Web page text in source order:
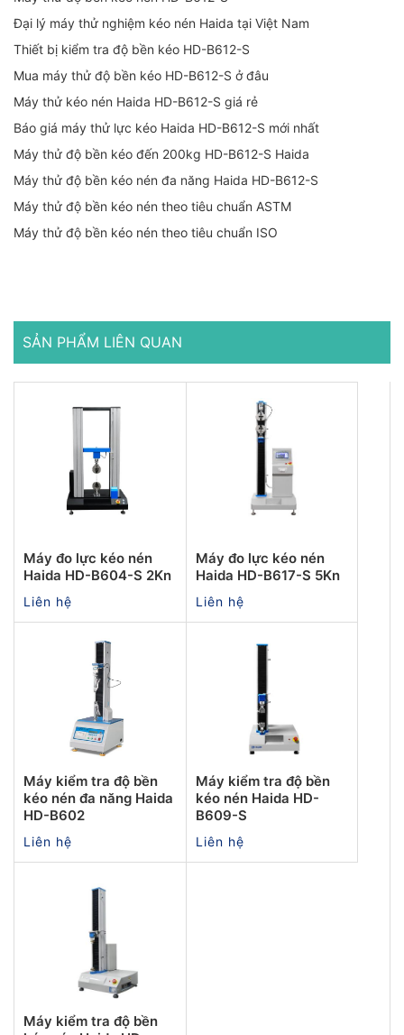
Đại lý máy thử nghiệm kéo nén Haida tại Việt Nam
Thiết bị kiểm tra độ bền kéo HD-B612-S
Mua máy thử độ bền kéo HD-B612-S ở đâu
Máy thử kéo nén Haida HD-B612-S giá rẻ
Báo giá máy thử lực kéo Haida HD-B612-S mới nhất
Máy thử độ bền kéo đến 200kg HD-B612-S Haida
Máy thử độ bền kéo nén đa năng Haida HD-B612-S
Máy thử độ bền kéo nén theo tiêu chuẩn ASTM
Máy thử độ bền kéo nén theo tiêu chuẩn ISO
SẢN PHẨM LIÊN QUAN
Máy đo lực kéo nén
Haida HD-B604-S 2Kn
Liên hệ
Máy đo lực kéo nén
Haida HD-B617-S 5Kn
Liên hệ
Máy kiểm tra độ bền
kéo nén đa năng Haida
HD-B602
Liên hệ
Máy kiểm tra độ bền
kéo nén Haida HD-
B609-S
Liên hệ
Máy kiểm tra độ bền